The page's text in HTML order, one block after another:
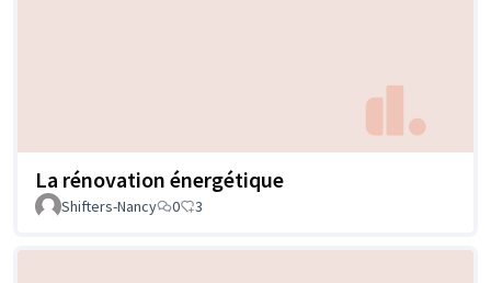
La rénovation énergétique
Shifters-Nancy 0 3